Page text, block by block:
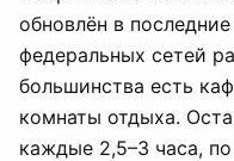
обновлён в
федеральных сетей
большинства есть
комнаты отдыха.
каждые 2,5–3 часа,